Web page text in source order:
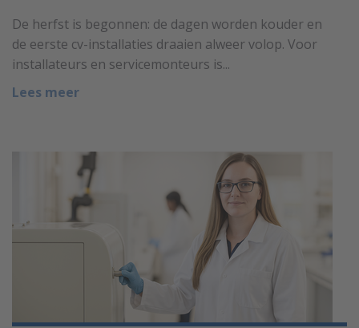
De herfst is begonnen: de dagen worden kouder en
de eerste cv-installaties draaien alweer volop. Voor
installateurs en servicemonteurs is...
Lees meer